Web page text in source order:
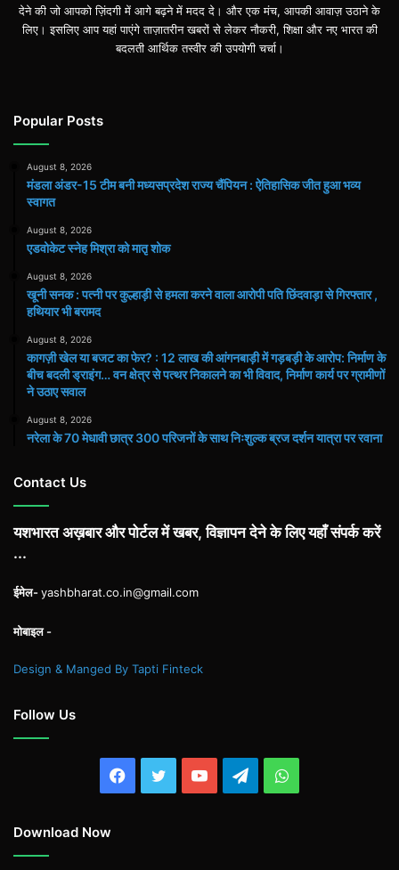
देने की जो आपको ज़िंदगी में आगे बढ़ने में मदद दे। और एक मंच, आपकी आवाज़ उठाने के
लिए। इसलिए आप यहां पाएंगे ताज़ातरीन खबरों से लेकर नौकरी, शिक्षा और नए भारत की
बदलती आर्थिक तस्वीर की उपयोगी चर्चा।
Popular Posts
August 8, 2026
मंडला अंडर-15 टीम बनी मध्यसप्रदेश राज्य चैंपियन : ऐतिहासिक जीत हुआ भव्य
स्वागत
August 8, 2026
एडवोकेट स्नेह मिश्रा को मातृ शोक
August 8, 2026
खूनी सनक : पत्नी पर कुल्हाड़ी से हमला करने वाला आरोपी पति छिंदवाड़ा से गिरफ्तार ,
हथियार भी बरामद
August 8, 2026
कागज़ी खेल या बजट का फेर? : 12 लाख की आंगनबाड़ी में गड़बड़ी के आरोप: निर्माण के
बीच बदली ड्राइंग… वन क्षेत्र से पत्थर निकालने का भी विवाद, निर्माण कार्य पर ग्रामीणों
ने उठाए सवाल
August 8, 2026
नरेला के 70 मेधावी छात्र 300 परिजनों के साथ निःशुल्क ब्रज दर्शन यात्रा पर रवाना
Contact Us
यशभारत अख़बार और पोर्टल में खबर, विज्ञापन देने के लिए यहाँ संपर्क करें
...
ईमेल-yashbharat.co.in@gmail.com
मोबाइल -
Design & Manged By Tapti Finteck
Follow Us
Facebook
TwitterYouTubeTelegramWhatsApp
Download Now